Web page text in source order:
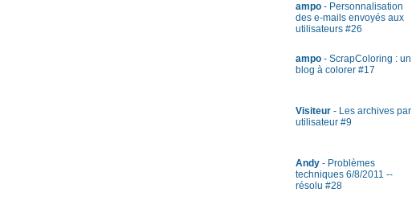
ampo - Personnalisation
des e-mails envoyés aux
utilisateurs #26
ampo - ScrapColoring : un
blog à colorer #17
Visiteur - Les archives par
utilisateur #9
Andy - Problèmes
techniques 6/8/2011 --
résolu #28